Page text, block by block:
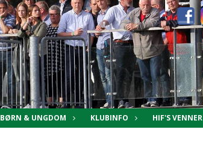
BØRN & UNGDOM KLUBINFO HIF'S VENNER